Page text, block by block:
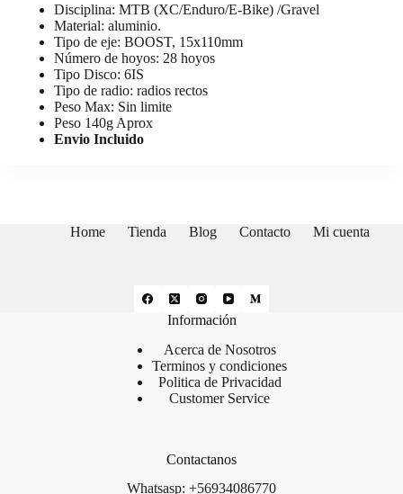
Disciplina: MTB (XC/Enduro/E-Bike) /Gravel
Material: aluminio.
Tipo de eje: BOOST, 15x110mm
Número de hoyos: 28 hoyos
Tipo Disco: 6IS
Tipo de radio: radios rectos
Peso Max: Sin limite
Peso 140g Aprox
Envio Incluido
Home Tienda Blog Contacto Mi cuenta
Información
Acerca de Nosotros
Terminos y condiciones
Politica de Privacidad
Customer Service
Contactanos
Whatsasp: +56934086770